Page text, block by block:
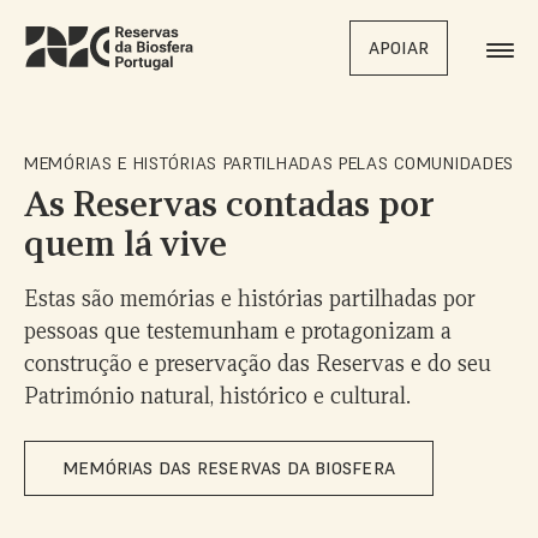
main
APOIAR
MEMÓRIAS E HISTÓRIAS PARTILHADAS PELAS COMUNIDADES
As Reservas contadas por
quem lá vive
Estas são memórias e histórias partilhadas por
pessoas que testemunham e protagonizam a
construção e preservação das Reservas e do seu
Património natural, histórico e cultural.
MEMÓRIAS DAS RESERVAS DA BIOSFERA
0